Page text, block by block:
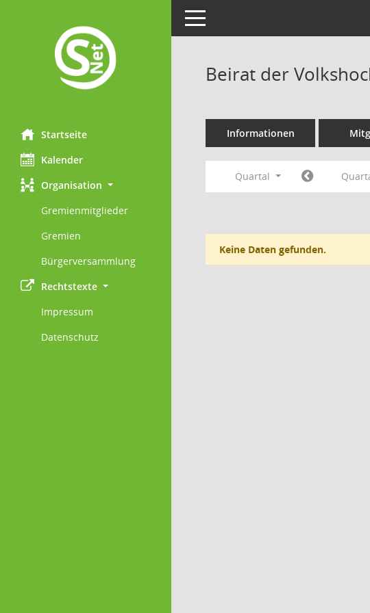
Startseite
Kalender
Organisation
Gremienmitglieder
Gremien
Bürgerversammlung
Rechtstexte
Impressum
Datenschutz
Toggle navigation
Beirat der
Informationen
Quartal
Keine Daten gefunden.